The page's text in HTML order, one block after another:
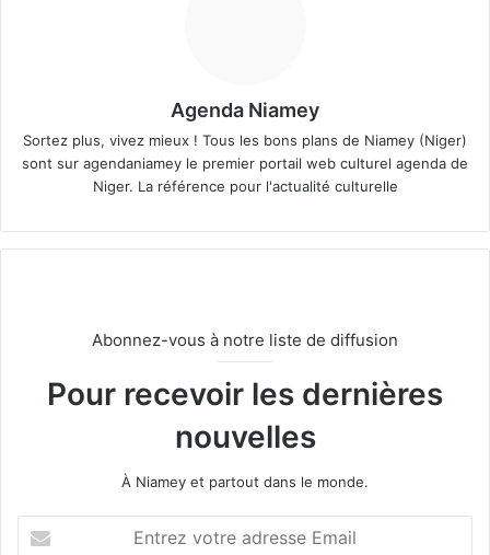
Agenda Niamey
Sortez plus, vivez mieux ! Tous les bons plans de Niamey (Niger)
sont sur agendaniamey le premier portail web culturel agenda de
Niger. La référence pour l'actualité culturelle
Abonnez-vous à notre liste de diffusion
Pour recevoir les dernières
nouvelles
À Niamey et partout dans le monde.